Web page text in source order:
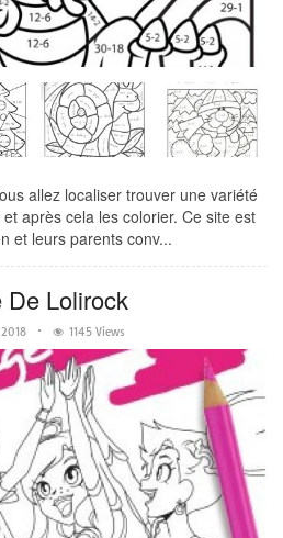
allez localiser trouver une variété
après cela les colorier. Ce site est
et leurs parents conv...
De Lolirock
2018 1145 Views